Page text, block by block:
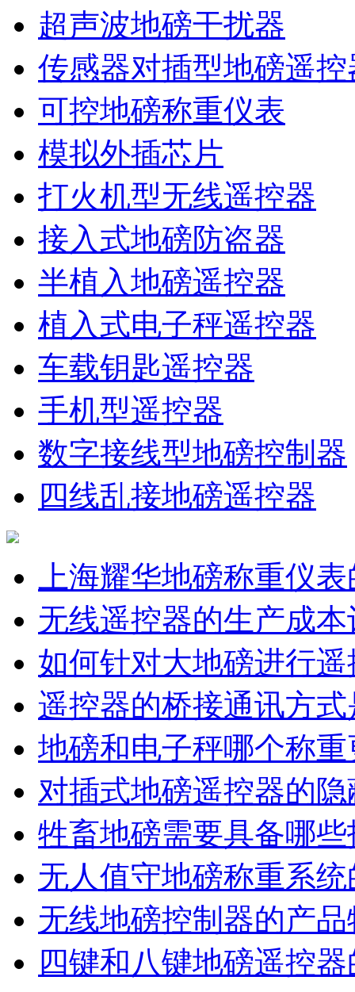
超声波地磅干扰器
传感器对插型地磅遥控
可控地磅称重仪表
模拟外插芯片
打火机型无线遥控器
接入式地磅防盗器
半植入地磅遥控器
植入式电子秤遥控器
车载钥匙遥控器
手机型遥控器
数字接线型地磅控制器
四线乱接地磅遥控器
上海耀华地磅称重仪
无线遥控器的生产成本
如何针对大地磅进行
遥控器的桥接通讯方
地磅和电子秤哪个称
对插式地磅遥控器的
牲畜地磅需要具备哪
无人值守地磅称重系
无线地磅控制器的产
四键和八键地磅遥控